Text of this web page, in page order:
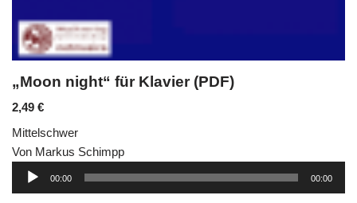
„Moon night“ für Klavier (PDF)
2,49 €
Mittelschwer
Von Markus Schimpp
Audio-
00:00 00:00